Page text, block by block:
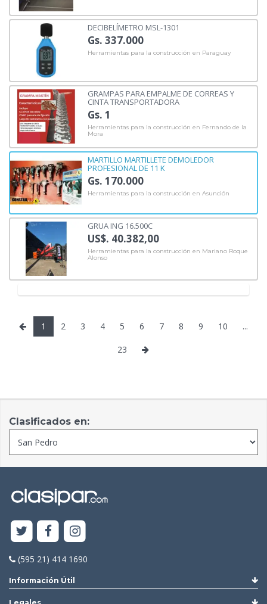
DECIBELÍMETRO MSL-1301
Gs. 337.000
Herramientas para la construcción en Paraguay
GRAMPAS PARA EMPALME DE CORREAS Y
CINTA TRANSPORTADORA
Gs. 1
Herramientas para la construcción en Fernando de la
Mora
MARTILLO MARTILLETE DEMOLEDOR
PROFESIONAL DE 11 K
Gs. 170.000
Herramientas para la construcción en Asunción
GRUA ING 16.500C
US$. 40.382,00
Herramientas para la construcción en Mariano Roque
Alonso
1 2 3 4 5 6 7 8 9 10 ...
23
Clasificados en:
(595 21) 414 1690
Información Útil